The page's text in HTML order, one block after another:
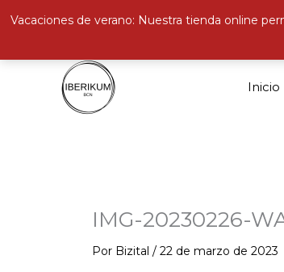
Vacaciones de verano: Nuestra tienda online
Inicio
IMG-20230226-
Por Bizital / 22 de marzo de 2023